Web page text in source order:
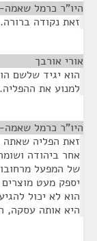
היו"ר כרמל
זאת נקודה ברורה.
אורי אורבך
הוא יגיד שלשם
למנוע את ההפליה.
היו"ר כרמל
זאת הפליה שאתה
אחר ביהודה
של המפעל
יספק מעט
הוא לא יכול
היא אותה עסקה,